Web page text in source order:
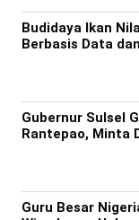
Budidaya Ikan
Berbasis Data
Gubernur Sulsel
Rantepao, Minta
Guru Besar